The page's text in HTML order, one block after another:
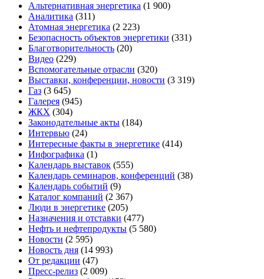
Альтернативная энергетика (1 900)
Аналитика (311)
Атомная энергетика (2 223)
Безопасность объектов энергетики (331)
Благотворительность (20)
Видео (229)
Вспомогательные отрасли (320)
Выставки, конференции, новости (3 319)
Газ (3 645)
Галерея (945)
ЖКХ (304)
Законодательные акты (184)
Интервью (24)
Интересные факты в энергетике (414)
Инфографика (1)
Календарь выставок (555)
Календарь семинаров, конференций (38)
Календарь событий (9)
Каталог компаний (2 367)
Люди в энергетике (205)
Назначения и отставки (477)
Нефть и нефтепродукты (5 580)
Новости (2 595)
Новость дня (14 993)
От редакции (47)
Пресс-релиз (2 009)